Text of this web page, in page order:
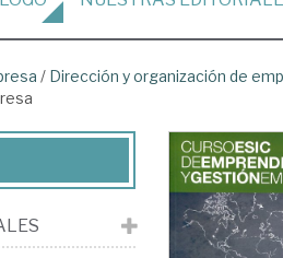
/ Dirección y organización de